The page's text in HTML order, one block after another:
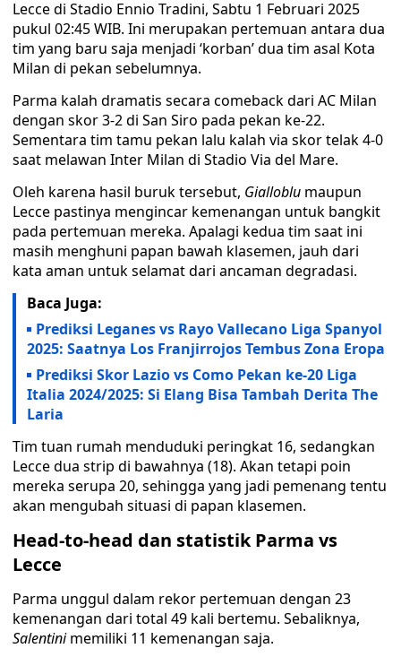
Lecce di Stadio Ennio Tradini, Sabtu 1 Februari 2025
pukul 02:45 WIB. Ini merupakan pertemuan antara dua
tim yang baru saja menjadi ‘korban’ dua tim asal Kota
Milan di pekan sebelumnya.
Parma kalah dramatis secara comeback dari AC Milan
dengan skor 3-2 di San Siro pada pekan ke-22.
Sementara tim tamu pekan lalu kalah via skor telak 4-0
saat melawan Inter Milan di Stadio Via del Mare.
Oleh karena hasil buruk tersebut, Gialloblu maupun
Lecce pastinya mengincar kemenangan untuk bangkit
pada pertemuan mereka. Apalagi kedua tim saat ini
masih menghuni papan bawah klasemen, jauh dari
kata aman untuk selamat dari ancaman degradasi.
Baca Juga:
Prediksi Leganes vs Rayo Vallecano Liga Spanyol
2025: Saatnya Los Franjirrojos Tembus Zona Eropa
Prediksi Skor Lazio vs Como Pekan ke-20 Liga
Italia 2024/2025: Si Elang Bisa Tambah Derita The
Laria
Tim tuan rumah menduduki peringkat 16, sedangkan
Lecce dua strip di bawahnya (18). Akan tetapi poin
mereka serupa 20, sehingga yang jadi pemenang tentu
akan mengubah situasi di papan klasemen.
Head-to-head dan statistik Parma vs
Lecce
Parma unggul dalam rekor pertemuan dengan 23
kemenangan dari total 49 kali bertemu. Sebaliknya,
Salentinimemiliki 11 kemenangan saja.